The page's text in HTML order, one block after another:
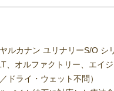
ルカナン ユリナリーS/O シ
、オルファクトリー、エイ
ドライ・ウェット不問）